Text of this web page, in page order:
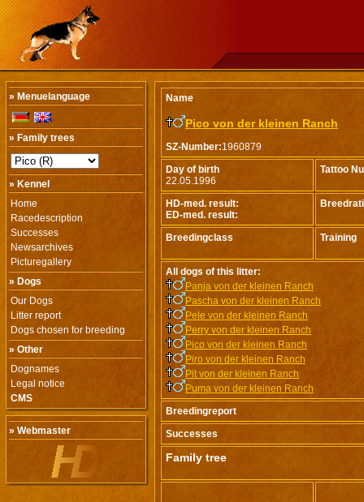
» Menuelanguage
» Family trees
» Kennel
Home
Racedescription
Successes
Newsarchives
Picturegallery
» Dogs
Our Dogs
Litter report
Dogs chosen for breeding
» Other
Dognames
Legal notice
CMS
» Webmaster
Name
Pico von der kleinen Ranch
SZ-Number:1960879
Day of birth
22.05.1996
Tattoo
HD-med. result:
ED-med. result:
Breedingclass Training
All dogs of this litter:
Panja von der kleinen Ranch
Pascha von der kleinen Ranch
Pele von der kleinen Ranch
Perry von der kleinen Ranch
Pico von der kleinen Ranch
Piro von der kleinen Ranch
Pit von der kleinen Ranch
Puma von der kleinen Ranch
Breedingreport
Successes
Family tree